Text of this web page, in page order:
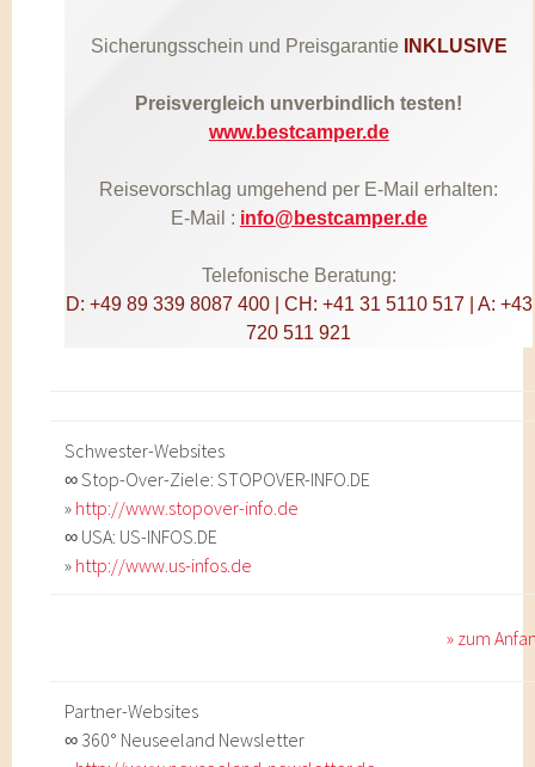
Sicherungsschein und Preisgarantie INKLUSIVE
Preisvergleich unverbindlich testen!
www.bestcamper.de
Reisevorschlag umgehend per E-Mail erhalten:
E-Mail : info@bestcamper.de
Telefonische Beratung:
D: +49 89 339 8087 400 | CH: +41 31 5110 517 | A: +43
720 511 921
Schwester-Websites
∞ Stop-Over-Ziele: STOPOVER-INFO.DE
» http://www.stopover-info.de
∞ USA: US-INFOS.DE
» http://www.us-infos.de
» zum
Partner-Websites
∞ 360° Neuseeland Newsletter